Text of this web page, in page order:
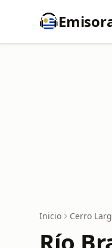
Inicio Cerro